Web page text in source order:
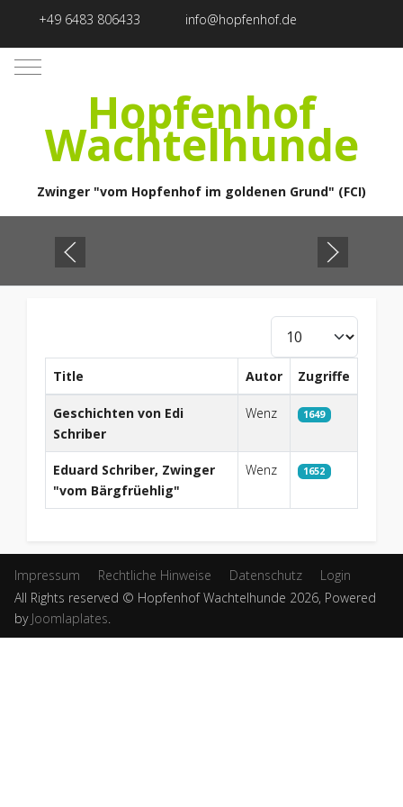
+49 6483 806433 info@hopfenhof.de
Mobile Menu Toggle
Hopfenhof
Wachtelhunde
Zwinger "vom Hopfenhof im goldenen Grund" (FCI)
Beiträge
Title Autor Zugriffe
Geschichten von Edi
Schriber
Wenz 1649
Eduard Schriber, Zwinger
"vom Bärgfrüehlig"
Wenz 1652
Impressum Rechtliche Hinweise Datenschutz
Login
All Rights reserved © Hopfenhof Wachtelhunde 2026, Powered
by Joomlaplates.